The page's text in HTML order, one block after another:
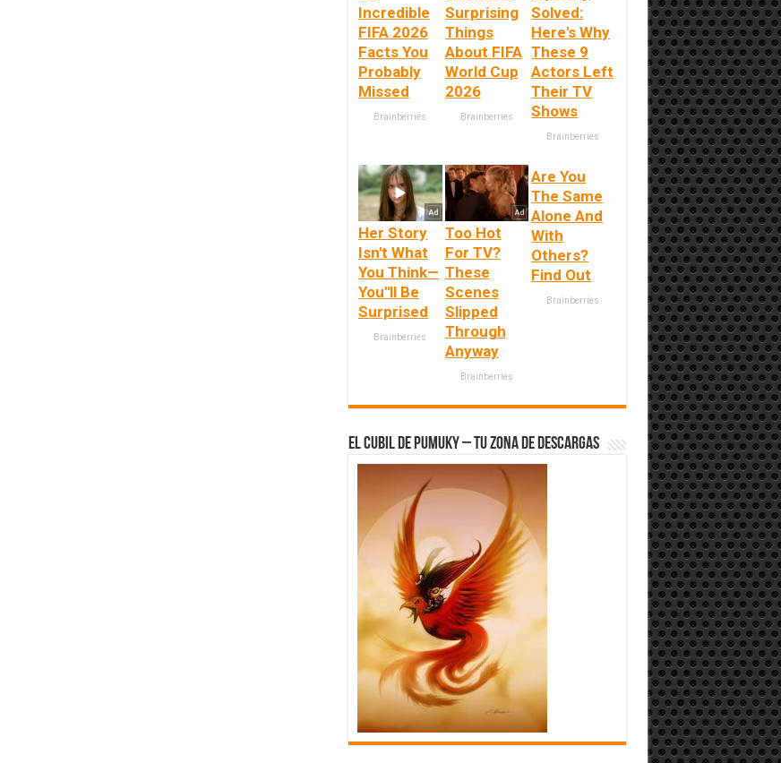
Incredible
FIFA 2026
Facts You
Probably
Missed
Brainberries
Surprising
Things
About FIFA
World Cup
2026
Brainberries
Solved:
Here's Why
These 9
Actors Left
Their TV
Shows
Brainberries
Her Story
Isn't What
You Think—
You''ll Be
Surprised
Brainberries
Too Hot
For TV?
These
Scenes
Slipped
Through
Anyway
Brainberries
Are You
The Same
Alone And
With
Others?
Find Out
Brainberries
El Cubil de Pumuky – Tu zona de Descargas